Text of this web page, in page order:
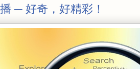
─ 好奇，好精彩！